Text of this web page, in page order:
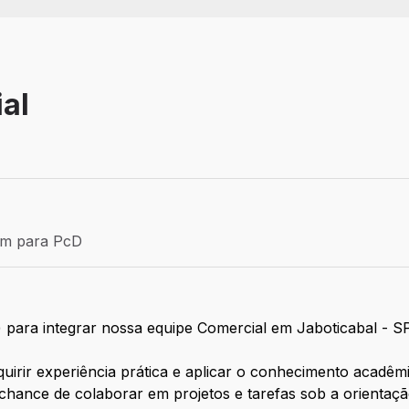
PcD
para PcD
integrar nossa equipe Comercial em Jaboticabal -
experiência prática e aplicar o conhecimento
de colaborar em projetos e tarefas sob a